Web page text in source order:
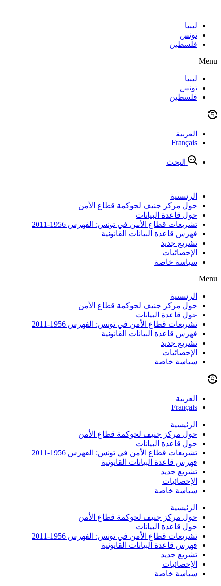
contentليبيا
تونس
فلسطين
Menu
ليبيا
تونس
فلسطين
العربية
Français
البحث
الرئيسية
حول مركز جنيف لحوكمة قطاع الأمن
حول قاعدة البيانات
تشريعات قطاع الأمن في تونس: الفهرس 1956-2011
فهرس قاعدة البيانات القانونية
تشريع جديد
الإحصائيات
سياسة خاصة
Menu
الرئيسية
حول مركز جنيف لحوكمة قطاع الأمن
حول قاعدة البيانات
تشريعات قطاع الأمن في تونس: الفهرس 1956-2011
فهرس قاعدة البيانات القانونية
تشريع جديد
الإحصائيات
سياسة خاصة
العربية
Français
الرئيسية
حول مركز جنيف لحوكمة قطاع الأمن
حول قاعدة البيانات
تشريعات قطاع الأمن في تونس: الفهرس 1956-2011
فهرس قاعدة البيانات القانونية
تشريع جديد
الإحصائيات
سياسة خاصة
الرئيسية
حول مركز جنيف لحوكمة قطاع الأمن
حول قاعدة البيانات
تشريعات قطاع الأمن في تونس: الفهرس 1956-2011
فهرس قاعدة البيانات القانونية
تشريع جديد
الإحصائيات
سياسة خاصة